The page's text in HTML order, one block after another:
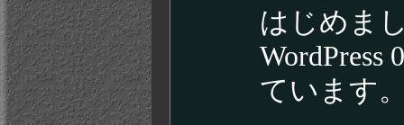
はじめま
ています